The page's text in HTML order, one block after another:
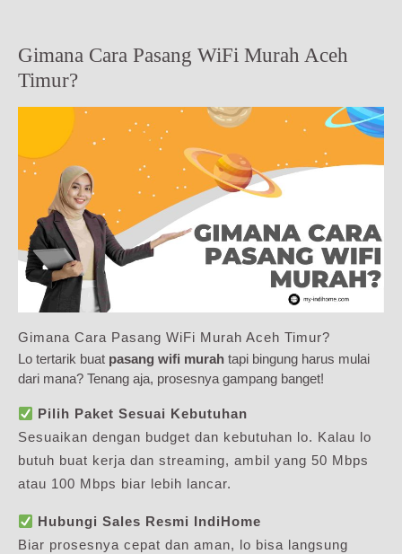
Gimana Cara Pasang WiFi Murah Aceh
Timur?
Gimana Cara Pasang WiFi Murah Aceh Timur?
Lo tertarik buat pasang wifi murah tapi bingung harus mulai
dari mana? Tenang aja, prosesnya gampang banget!
Pilih Paket Sesuai Kebutuhan
Sesuaikan dengan budget dan kebutuhan lo. Kalau lo
butuh buat kerja dan streaming, ambil yang 50 Mbps
atau 100 Mbps biar lebih lancar.
Hubungi Sales Resmi IndiHome
Biar prosesnya cepat dan aman, lo bisa langsung